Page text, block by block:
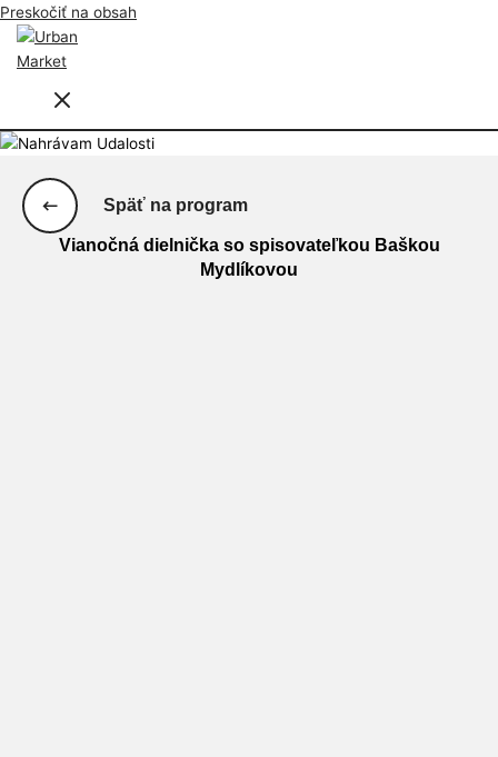
Preskočiť na obsah
Späť na program
Vianočná dielnička so spisovateľkou Baškou
Mydlíkovou